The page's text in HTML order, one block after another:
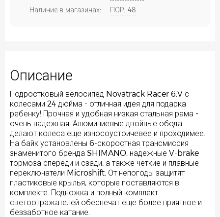
Наличие в магазинах:
ПОР, 48
Описание
Подростковый велосипед Novatrack Racer 6.V с
колесами 24 дюйма - отличная идея для подарка
ребенку! Прочная и удобная низкая стальная рама -
очень надежная. Алюминиевые двойные обода
делают колеса еще износоустоичевее и проходимее.
На байк установлены 6-скоростная трансмиссия
знаменитого бренда SHIMANO, надежные V-brake
тормоза спереди и сзади, а также четкие и плавные
переключатели Microshift. От непогоды защитят
пластиковые крылья, которые поставляются в
комплекте. Подножка и полный комплект
светоотражателей обеспечат еще более приятное и
беззаботное катание.